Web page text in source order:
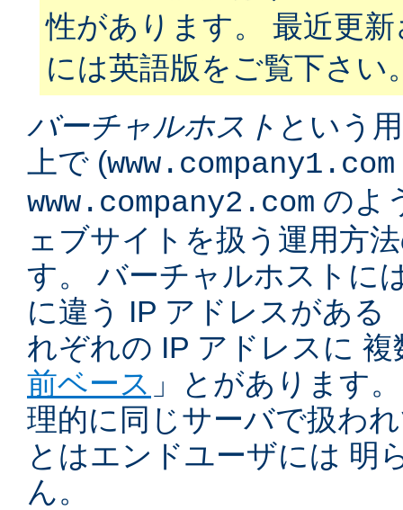
性があります。 最近更
には英語版をご覧下さい
バーチャルホスト という
上で (www.company1.com
www.company2.com のよ
ェブサイトを扱う運用方
す。 バーチャルホストに
に違う IP アドレスがある
れぞれの IP アドレスに
前ベース 」とがあります
理的に同じサーバで扱わ
とはエンドユーザには 明
ん。